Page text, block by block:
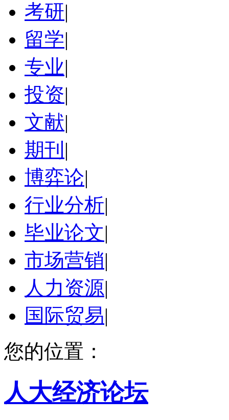
考研|
留学|
专业|
投资|
文献|
期刊 |
博弈论|
行业分析|
毕业论文|
市场营销|
人力资源|
国际贸易|
您的位置：
人大经济论坛